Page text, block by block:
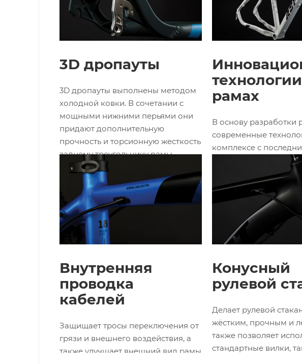
3D дропауты
3D дропауты выполнены методом
холодной ковки. В сочетании с
мощными нижними перьями они
придают дополнительную
прочность и торсионную жесткость
заднему треугольнику рамы.
рамах
В основу разработки
современные
комплексе с
тенденциями и
велоиндустрии. Aspect
использовать нечто
интересное, чем
круглый профиль труб.
Внутренняя
проводка
кабелей
Защищает тросы переключения от
грязи и внешнего воздействия, а
также улучшает внешний вид рамы
Конусный
рулевой
Делает рулевой
жёстким, прочным и
также позволяет
стандартные вилки,